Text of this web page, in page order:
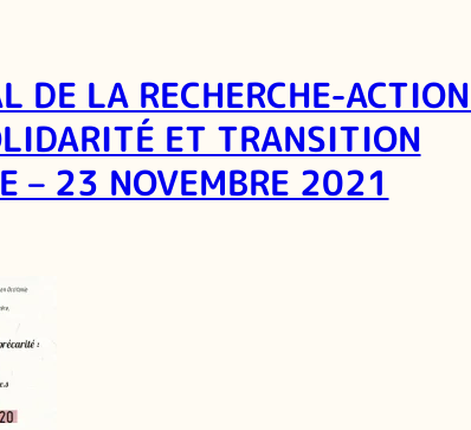
DE LA RECHERCHE-
ET TRANSITION
– 23 NOVEMBRE 2021